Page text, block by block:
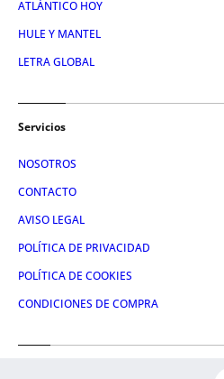
ATLÁNTICO HOY
HULE Y MANTEL
LETRA GLOBAL
Servicios
NOSOTROS
CONTACTO
AVISO LEGAL
POLÍTICA DE PRIVACIDAD
POLÍTICA DE COOKIES
CONDICIONES DE COMPRA